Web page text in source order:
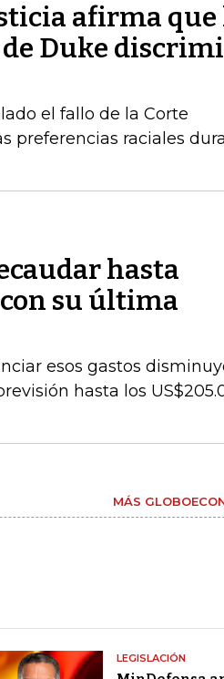
afirma que
Duke
el fallo de la Corte
preferencias raciales
hasta
su última
esos gastos
hasta los
MÁS
LEGISLACIÓN